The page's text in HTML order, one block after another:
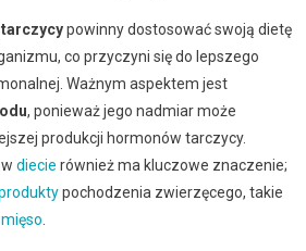
tarczycypowinny dostosować swoją dietę
co przyczyni się do lepszego
Ważnym aspektem jest
, ponieważ jego nadmiar może
produkcji hormonów tarczycy.
diecie również ma kluczowe znaczenie;
pochodzenia zwierzęcego, takie
.